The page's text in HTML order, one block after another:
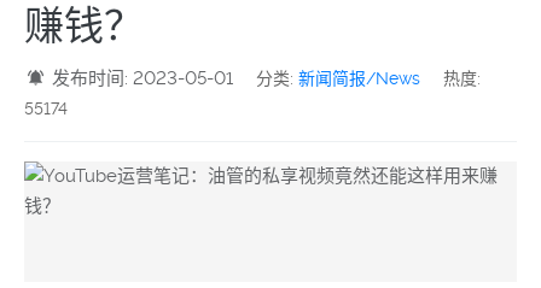
赚钱？
发布时间: 2023-05-01 分类:新闻简报/News
热度:
55174